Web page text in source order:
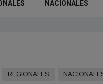
NACIONALES
REGIONALES